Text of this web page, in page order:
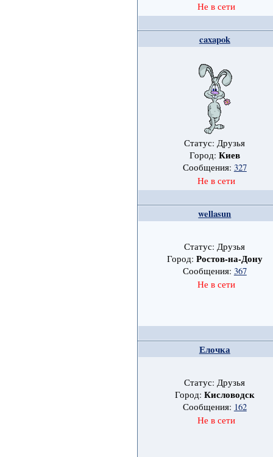
Не в сети
caxapok
Статус: Друзья
Город: Киев
Сообщения: 327
Не в сети
wellasun
Статус: Друзья
Город: Ростов-на-Дону
Сообщения: 367
Не в сети
Елочка
Статус: Друзья
Город: Кисловодск
Сообщения: 162
Не в сети